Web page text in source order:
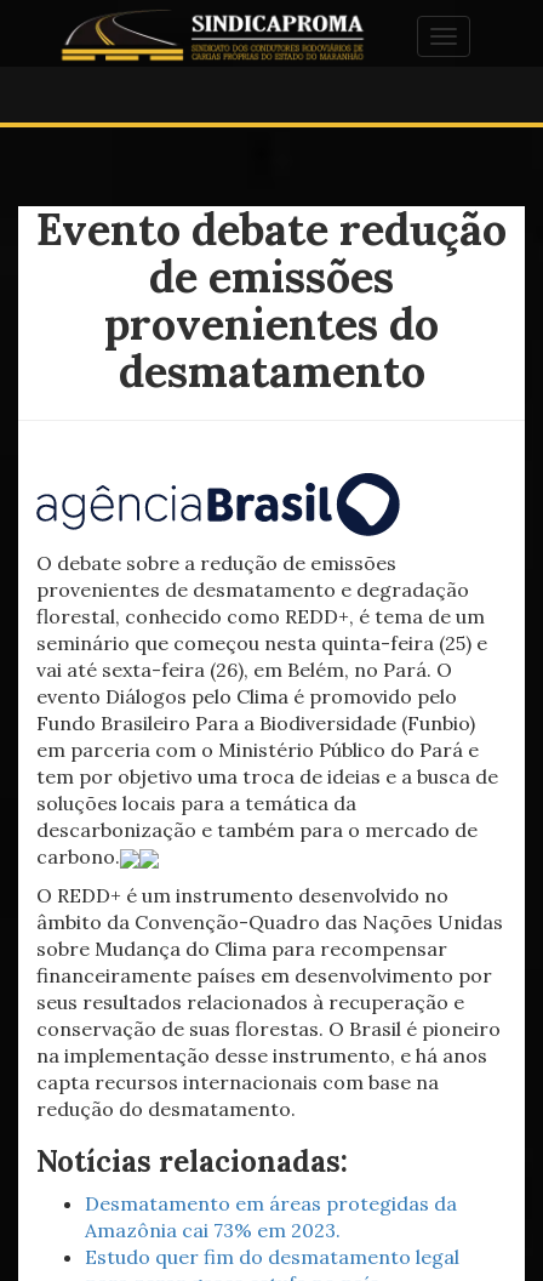
Alternar
Evento debate redução
de emissões
provenientes do
desmatamento
O debate sobre a redução de emissões
provenientes de desmatamento e degradação
florestal, conhecido como REDD+, é tema de um
seminário que começou nesta quinta-feira (25) e
vai até sexta-feira (26), em Belém, no Pará. O
evento Diálogos pelo Clima é promovido pelo
Fundo Brasileiro Para a Biodiversidade (Funbio)
em parceria com o Ministério Público do Pará e
tem por objetivo uma troca de ideias e a busca de
soluções locais para a temática da
descarbonização e também para o mercado de
carbono.
O REDD+ é um instrumento desenvolvido no
âmbito da Convenção-Quadro das Nações Unidas
sobre Mudança do Clima para recompensar
financeiramente países em desenvolvimento por
seus resultados relacionados à recuperação e
conservação de suas florestas. O Brasil é pioneiro
na implementação desse instrumento, e há anos
capta recursos internacionais com base na
redução do desmatamento.
Notícias relacionadas:
Desmatamento em áreas protegidas da
Amazônia cai 73% em 2023.
Estudo quer fim do desmatamento legal